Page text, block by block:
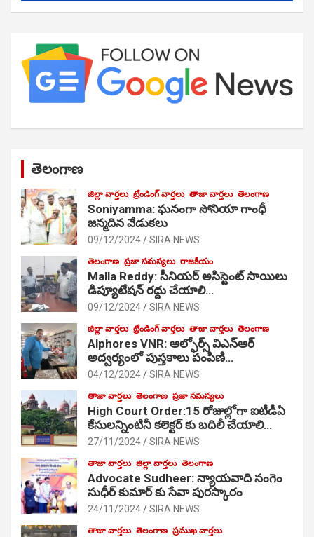
తెలంగాణ
జిల్లా వార్తలు ట్రేండింగ్ వార్తలు తాజా వార్తలు తెలంగాణ
Soniyamma: ఘ‌నంగా సోనియా గాంధీ
జ‌న్మ‌దిన వేడుక‌లు
09/12/2024 SIRA NEWS
తెలంగాణ ప్రజా సమస్యలు రాజకీయం
Malla Reddy: సీనియర్ అసిస్టెంట్ సాయిలు
డిప్యూటేషన్ రద్దు చేయాలి…
09/12/2024 SIRA NEWS
జిల్లా వార్తలు ట్రేండింగ్ వార్తలు తాజా వార్తలు తెలంగాణ
Alphores VNR: ఆల్ఫోర్స్ విఎన్ఆర్
అద్వర్యంలో పుస్తకాలు పంపిణి…
04/12/2024 SIRA NEWS
తాజా వార్తలు తెలంగాణ ప్రజా సమస్యలు
High Court Order:15 రోజుల్లోగా ఐటీడీఏ
కేసులన్నింటినీ కలెక్టర్ కు బదిలీ చేయాలి…
27/11/2024 SIRA NEWS
తాజా వార్తలు జిల్లా వార్తలు తెలంగాణ
Advocate Sudheer: న్యాయవాది సంగెం
సుధీర్ కుమార్ కు సేవా పురస్కారం
24/11/2024 SIRA NEWS
తాజా వార్తలు తెలంగాణ ప్రముఖ వార్తలు